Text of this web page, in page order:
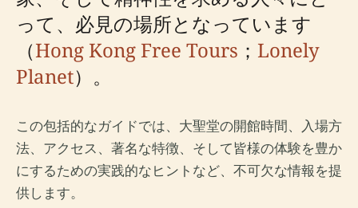
って、必見の場所となっています
（Hong Kong Free Tours ； Lonely
Planet）。
この包括的なガイドでは、大聖堂の開館時間、入場方
法、アクセス、著名な特徴、そして皆様の体験を豊か
にするための実践的なヒントなど、不可欠な情報を提
供します。